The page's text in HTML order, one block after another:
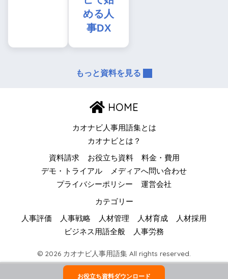
める人
事DX
もっと資料を見る
HOME
カオナビ人事用語集とは
カオナビとは？
資料請求 お役立ち資料
料金・費用
デモ・トライアル
メディアへ問い合わせ
プライバシーポリシー
運営会社
カテゴリー
人事評価 人事戦略 人材管理 人材育成
人材採用
ビジネス用語全般
人事労務
© 2026 カオナビ人事用語集 All rights reserved.
お役立ち資料ダウンロード